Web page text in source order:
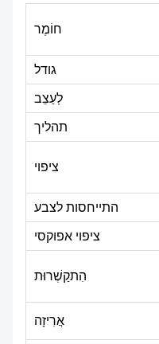
חוֹמֶר
גודל
לְעַצֵב
תהליך
ציפוי
התייחסות לצבע
ציפוי אפוקסי
הִתקַשְׁרוּת
אֲרִיזָה